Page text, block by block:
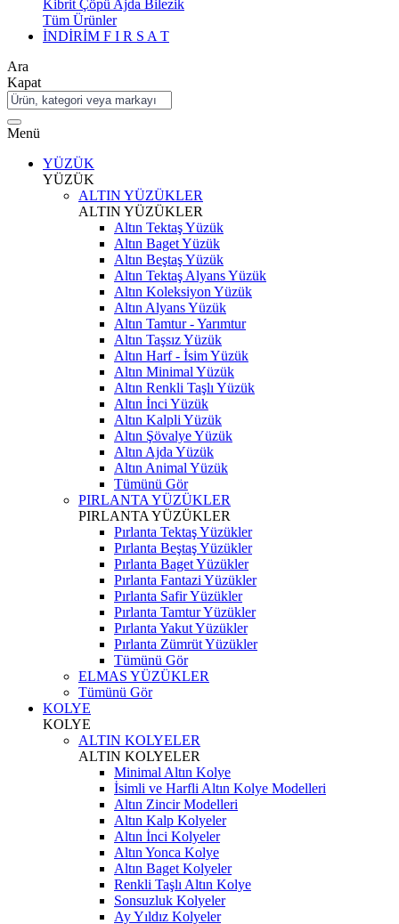
Kibrit Çöpü Ajda Bilezik
Tüm Ürünler
İNDİRİM F I R S A T
Ara
Kapat
Menü
YÜZÜK
YÜZÜK
ALTIN YÜZÜKLER
ALTIN YÜZÜKLER
Altın Tektaş Yüzük
Altın Baget Yüzük
Altın Beştaş Yüzük
Altın Tektaş Alyans Yüzük
Altın Koleksiyon Yüzük
Altın Alyans Yüzük
Altın Tamtur - Yarımtur
Altın Taşsız Yüzük
Altın Harf - İsim Yüzük
Altın Minimal Yüzük
Altın Renkli Taşlı Yüzük
Altın İnci Yüzük
Altın Kalpli Yüzük
Altın Şövalye Yüzük
Altın Ajda Yüzük
Altın Animal Yüzük
Tümünü Gör
PIRLANTA YÜZÜKLER
PIRLANTA YÜZÜKLER
Pırlanta Tektaş Yüzükler
Pırlanta Beştaş Yüzükler
Pırlanta Baget Yüzükler
Pırlanta Fantazi Yüzükler
Pırlanta Safir Yüzükler
Pırlanta Tamtur Yüzükler
Pırlanta Yakut Yüzükler
Pırlanta Zümrüt Yüzükler
Tümünü Gör
ELMAS YÜZÜKLER
Tümünü Gör
KOLYE
KOLYE
ALTIN KOLYELER
ALTIN KOLYELER
Minimal Altın Kolye
İsimli ve Harfli Altın Kolye Modelleri
Altın Zincir Modelleri
Altın Kalp Kolyeler
Altın İnci Kolyeler
Altın Yonca Kolye
Altın Baget Kolyeler
Renkli Taşlı Altın Kolye
Sonsuzluk Kolyeler
Ay Yıldız Kolyeler